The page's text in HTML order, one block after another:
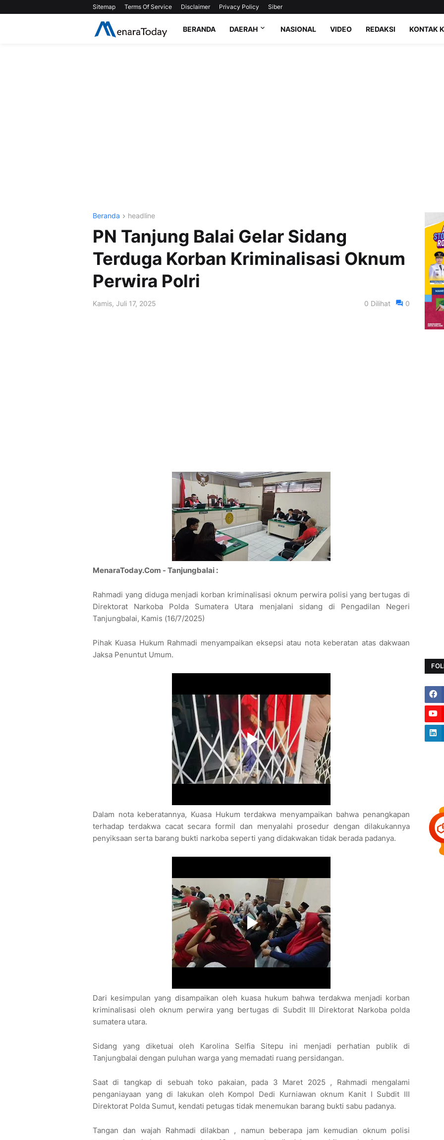
Sitemap Terms Of Service Disclaimer Privacy Policy Siber
BERANDA DAERAH NASIONAL VIDEO REDAKSI KONTAK
Beranda headline
PN Tanjung Balai Gelar Sidang
Terduga Korban Kriminalisasi Oknum
Perwira Polri
Kamis, Juli 17, 2025 0 Dilihat 0
MenaraToday.Com - Tanjungbalai :
Rahmadi yang diduga menjadi korban kriminalisasi oknum perwira polisi yang bertugas di
Direktorat Narkoba Polda Sumatera Utara menjalani sidang di Pengadilan Negeri
Tanjungbalai, Kamis (16/7/2025)
Pihak Kuasa Hukum Rahmadi menyampaikan eksepsi atau nota keberatan atas dakwaan
Jaksa Penuntut Umum.
Dalam nota keberatannya, Kuasa Hukum terdakwa menyampaikan bahwa penangkapan
terhadap terdakwa cacat secara formil dan menyalahi prosedur dengan dilakukannya
penyiksaan serta barang bukti narkoba seperti yang didakwakan tidak berada padanya.
Dari kesimpulan yang disampaikan oleh kuasa hukum bahwa terdakwa menjadi korban
kriminalisasi oleh oknum perwira yang bertugas di Subdit III Direktorat Narkoba polda
sumatera utara.
Sidang yang diketuai oleh Karolina Selfia Sitepu ini menjadi perhatian publik di
Tanjungbalai dengan puluhan warga yang memadati ruang persidangan.
Saat di tangkap di sebuah toko pakaian, pada 3 Maret 2025 , Rahmadi mengalami
penganiayaan yang di lakukan oleh Kompol Dedi Kurniawan oknum Kanit I Subdit III
Direktorat Polda Sumut, kendati petugas tidak menemukan barang bukti sabu padanya.
Tangan dan wajah Rahmadi dilakban , namun beberapa jam kemudian oknum polisi